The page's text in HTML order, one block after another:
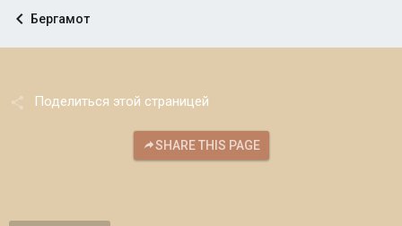
Бергамот
Поделиться этой страницей
SHARE THIS PAGE